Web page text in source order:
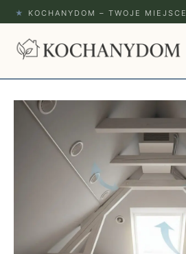
★ KOCHANYDOM – TWOJE